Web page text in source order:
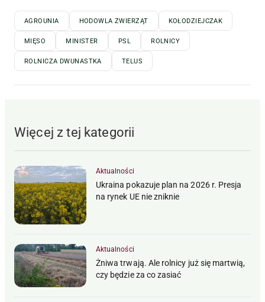
AGROUNIA HODOWLA ZWIERZĄT KOŁODZIEJCZAK
MIĘSO MINISTER PSL ROLNICY
ROLNICZA DWUNASTKA TELUS
Więcej z tej kategorii
Aktualności
Ukraina pokazuje plan na 2026 r. Presja
na rynek UE nie zniknie
Aktualności
Żniwa trwają. Ale rolnicy już się martwią,
czy będzie za co zasiać